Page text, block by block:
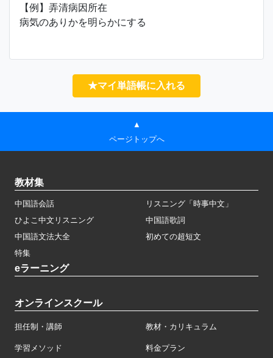
【例】弄清病因所在
病気のありかを明らかにする
★マイ単語帳に入れる
▲
ページトップへ
教材集
中国語会話
リスニング「時事中文」
ひよこ中文リスニング
中国語歌詞
中国語文法大全
初めての超短文
特集
eラーニング
オンラインスクール
担任制・講師 教材・カリキュラム
学習メソッド 料金プラン